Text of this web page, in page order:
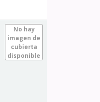
No hay
imagen de
cubierta
disponible